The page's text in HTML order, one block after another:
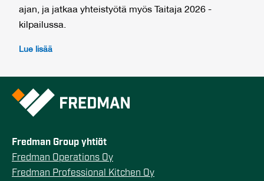
ajan, ja jatkaa yhteistyötä myös Taitaja 2026 -
kilpailussa.
Lue lisää
Fredman Group yhtiöt
Fredman Operations Oy
Fredman Professional Kitchen Oy